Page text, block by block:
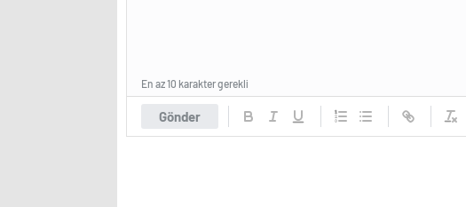
Gönder
En az 10 karakter gerekli